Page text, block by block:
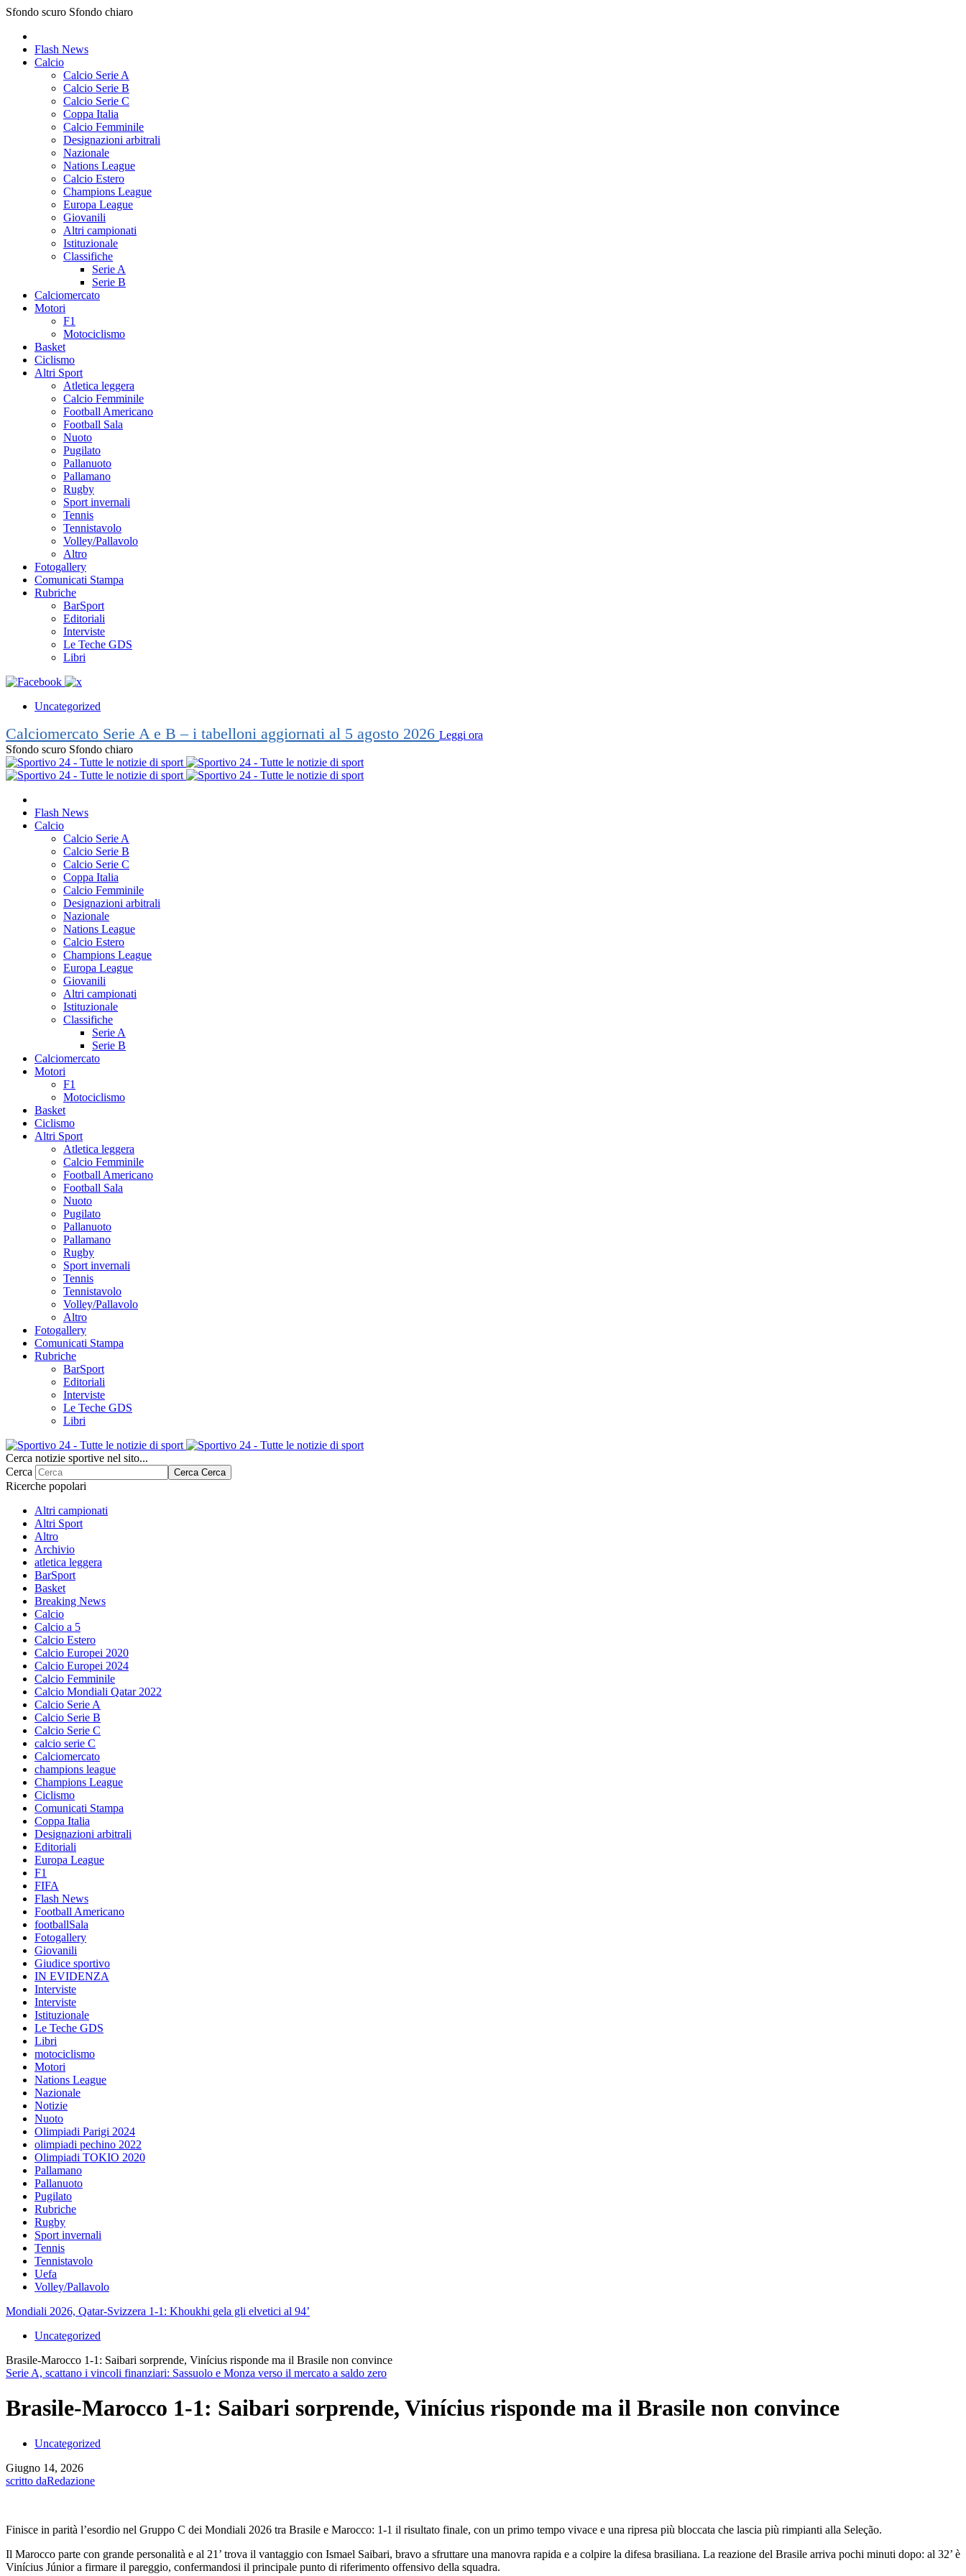
Sfondo scuro Sfondo chiaro
Flash News
Calcio
Calcio Serie A
Calcio Serie B
Calcio Serie C
Coppa Italia
Calcio Femminile
Designazioni arbitrali
Nazionale
Nations League
Calcio Estero
Champions League
Europa League
Giovanili
Altri campionati
Istituzionale
Classifiche
Serie A
Serie B
Calciomercato
Motori
F1
Motociclismo
Basket
Ciclismo
Altri Sport
Atletica leggera
Calcio Femminile
Football Americano
Football Sala
Nuoto
Pugilato
Pallanuoto
Pallamano
Rugby
Sport invernali
Tennis
Tennistavolo
Volley/Pallavolo
Altro
Fotogallery
Comunicati Stampa
Rubriche
BarSport
Editoriali
Interviste
Le Teche GDS
Libri
Uncategorized
Calciomercato Serie A e B – i tabelloni aggiornati al 5 agosto 2026 Leggi ora
Sfondo scuro Sfondo chiaro
Flash News
Calcio
Calcio Serie A
Calcio Serie B
Calcio Serie C
Coppa Italia
Calcio Femminile
Designazioni arbitrali
Nazionale
Nations League
Calcio Estero
Champions League
Europa League
Giovanili
Altri campionati
Istituzionale
Classifiche
Serie A
Serie B
Calciomercato
Motori
F1
Motociclismo
Basket
Ciclismo
Altri Sport
Atletica leggera
Calcio Femminile
Football Americano
Football Sala
Nuoto
Pugilato
Pallanuoto
Pallamano
Rugby
Sport invernali
Tennis
Tennistavolo
Volley/Pallavolo
Altro
Fotogallery
Comunicati Stampa
Rubriche
BarSport
Editoriali
Interviste
Le Teche GDS
Libri
Cerca notizie sportive nel sito...
Cerca
Cerca Cerca
Ricerche popolari
Altri campionati
Altri Sport
Altro
Archivio
atletica leggera
BarSport
Basket
Breaking News
Calcio
Calcio a 5
Calcio Estero
Calcio Europei 2020
Calcio Europei 2024
Calcio Femminile
Calcio Mondiali Qatar 2022
Calcio Serie A
Calcio Serie B
Calcio Serie C
calcio serie C
Calciomercato
champions league
Champions League
Ciclismo
Comunicati Stampa
Coppa Italia
Designazioni arbitrali
Editoriali
Europa League
F1
FIFA
Flash News
Football Americano
footballSala
Fotogallery
Giovanili
Giudice sportivo
IN EVIDENZA
Interviste
Interviste
Istituzionale
Le Teche GDS
Libri
motociclismo
Motori
Nations League
Nazionale
Notizie
Nuoto
Olimpiadi Parigi 2024
olimpiadi pechino 2022
Olimpiadi TOKIO 2020
Pallamano
Pallanuoto
Pugilato
Rubriche
Rugby
Sport invernali
Tennis
Tennistavolo
Uefa
Volley/Pallavolo
Mondiali 2026, Qatar-Svizzera 1-1: Khoukhi gela gli elvetici al 94’
Uncategorized
Brasile-Marocco 1-1: Saibari sorprende, Vinícius risponde ma il Brasile non convince
Serie A, scattano i vincoli finanziari: Sassuolo e Monza verso il mercato a saldo zero
Brasile-Marocco 1-1: Saibari sorprende, Vinícius risponde ma il Brasile non convince
Uncategorized
Giugno 14, 2026
scritto daRedazione
Finisce in parità l’esordio nel Gruppo C dei Mondiali 2026 tra Brasile e Marocco: 1-1 il risultato finale, con un primo tempo vivace e una ripresa più bloccata che lascia più rimpianti alla Seleção.
Il Marocco parte con grande personalità e al 21’ trova il vantaggio con Ismael Saibari, bravo a sfruttare una manovra rapida e a colpire la difesa brasiliana. La reazione del Brasile arriva pochi minuti dopo: al 32’ è
Vinícius Júnior a firmare il pareggio, confermandosi il principale punto di riferimento offensivo della squadra.